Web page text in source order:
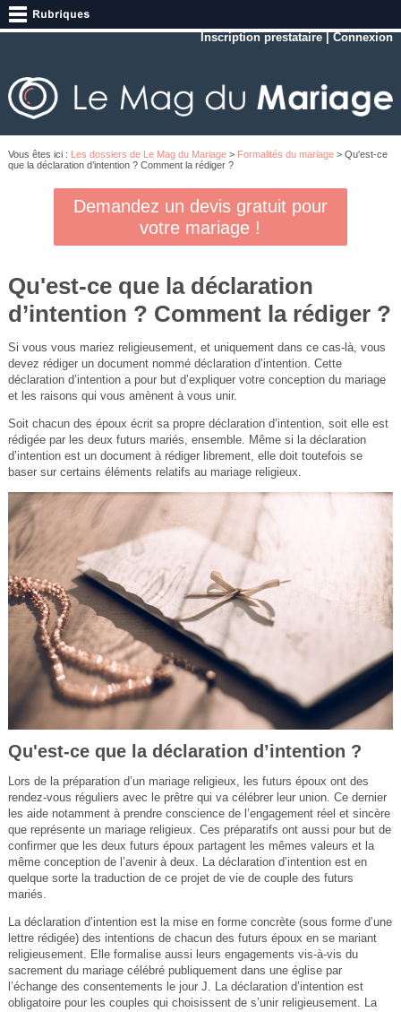
Inscription prestataire |Connexion
Vous êtes ici : Les dossiers de Le Mag du Mariage> Formalités du mariage> Qu'est-ce
que la déclaration d’intention ? Comment la rédiger ?
Demandez un devis gratuit pour
votre mariage !
Qu'est-ce que la déclaration
d’intention ? Comment la rédiger ?
Si vous vous mariez religieusement, et uniquement dans ce cas-là, vous
devez rédiger un document nommé déclaration d’intention. Cette
déclaration d’intention a pour but d’expliquer votre conception du mariage
et les raisons qui vous amènent à vous unir.
Soit chacun des époux écrit sa propre déclaration d’intention, soit elle est
rédigée par les deux futurs mariés, ensemble. Même si la déclaration
d’intention est un document à rédiger librement, elle doit toutefois se
baser sur certains éléments relatifs au mariage religieux.
Qu'est-ce que la déclaration d’intention ?
Lors de la préparation d’un mariage religieux, les futurs époux ont des
rendez-vous réguliers avec le prêtre qui va célébrer leur union. Ce dernier
les aide notamment à prendre conscience de l’engagement réel et sincère
que représente un mariage religieux. Ces préparatifs ont aussi pour but de
confirmer que les deux futurs époux partagent les mêmes valeurs et la
même conception de l’avenir à deux. La déclaration d’intention est en
quelque sorte la traduction de ce projet de vie de couple des futurs
mariés.
La déclaration d’intention est la mise en forme concrète (sous forme d’une
lettre rédigée) des intentions de chacun des futurs époux en se mariant
religieusement. Elle formalise aussi leurs engagements vis-à-vis du
sacrement du mariage célébré publiquement dans une église par
l’échange des consentements le jour J. La déclaration d’intention est
obligatoire pour les couples qui choisissent de s’unir religieusement. La